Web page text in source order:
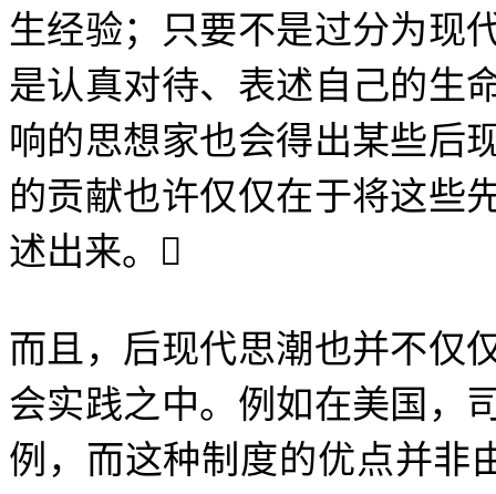
生经验；只要不是过分为现
是认真对待、表述自己的生
响的思想家也会得出某些后
的贡献也许仅仅在于将这些
述出来。 
而且，后现代思潮也并不仅
会实践之中。例如在美国，
例，而这种制度的优点并非